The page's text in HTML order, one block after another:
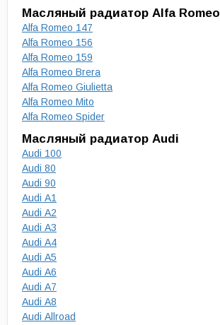
Масляный радиатор Alfa Romeo
Alfa Romeo 147
Alfa Romeo 156
Alfa Romeo 159
Alfa Romeo Brera
Alfa Romeo Giulietta
Alfa Romeo Mito
Alfa Romeo Spider
Масляный радиатор Audi
Audi 100
Audi 80
Audi 90
Audi A1
Audi A2
Audi A3
Audi A4
Audi A5
Audi A6
Audi A7
Audi A8
Audi Allroad